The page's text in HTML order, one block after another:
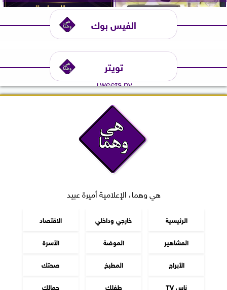
الفيس بوك
تويتر
Tweets by
هي وهما، الإعلامية أميرة عبيد
الرئيسية خارجي وداخلي
الاقتصاد
المشاهير
الموضة
الأسرة
الأبراج
المطبخ
صحتك
ناس TV
طفلك جمالك